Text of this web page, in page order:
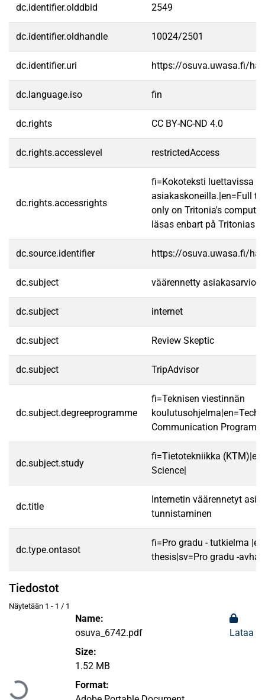
dc.identifier.olddbid 2549
dc.identifier.oldhandle 10024/2501
dc.identifier.uri https://osuva.uwasa.fi/
dc.language.iso fin
dc.rights CC BY-NC-ND 4.0
dc.rights.accesslevel restrictedAccess
dc.rights.accessrights
fi=Kokoteksti luettavissa
asiakaskoneilla.|en=Full
only on Tritonia's
läsas enbart på Tritonias
dc.source.identifier https://osuva.uwasa.fi/
dc.subject väärennetty asiakasarvio
dc.subject internet
dc.subject Review Skeptic
dc.subject TripAdvisor
dc.subject.degreeprogramme
fi=Teknisen viestinnän
Communication
dc.subject.study
fi=Tietotekniikka
Science|
dc.title
Internetin väärennetyt
tunnistaminen
dc.type.ontasot
fi=Pro gradu - tutkielma
thesis|sv=Pro gradu -
Tiedostot
Näytetään 1 - 1 / 1
Ladataan...
Name:
osuva_6742.pdf
Size:
1.52 MB
Format:
Lataa